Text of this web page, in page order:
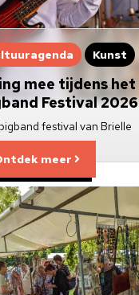
Kunst
mee tijdens het
Festival 2026
festival van Brielle
meer